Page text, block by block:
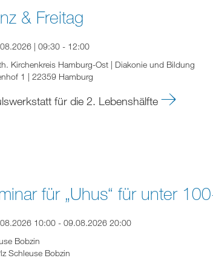
& Freitag
| 09:30 - 12:00
Kirchenkreis Hamburg-Ost | Diakonie und Bildung
1 | 22359 Hamburg
für die 2. Lebenshälfte
für „Uhus“ für unter
10:00 - 09.08.2026 20:00
Bobzin
Schleuse Bobzin